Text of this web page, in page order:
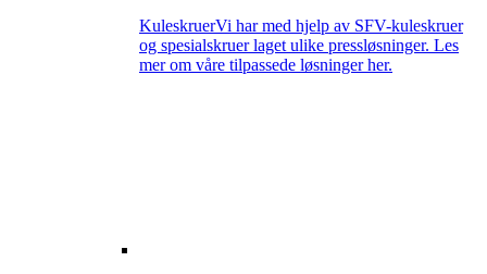
KuleskruerVi har med hjelp av SFV-kuleskruer
og spesialskruer laget ulike pressløsninger. Les
mer om våre tilpassede løsninger her.